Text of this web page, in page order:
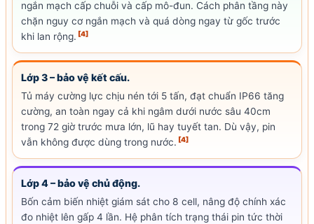
ngắn mạch cấp chuỗi và cấp mô-đun. Cách phân tầng này
chặn nguy cơ ngắn mạch và quá dòng ngay từ gốc trước
khi lan rộng. [4]
Lớp 3 – bảo vệ kết cấu.
Tủ máy cường lực chịu nén tới 5 tấn, đạt chuẩn IP66 tăng
cường, an toàn ngay cả khi ngâm dưới nước sâu 40cm
trong 72 giờ trước mưa lớn, lũ hay tuyết tan. Dù vậy, pin
vẫn không được dùng trong nước. [4]
Lớp 4 – bảo vệ chủ động.
Bốn cảm biến nhiệt giám sát cho 8 cell, nâng độ chính xác
đo nhiệt lên gấp 4 lần. Hệ phân tích trạng thái pin tức thời